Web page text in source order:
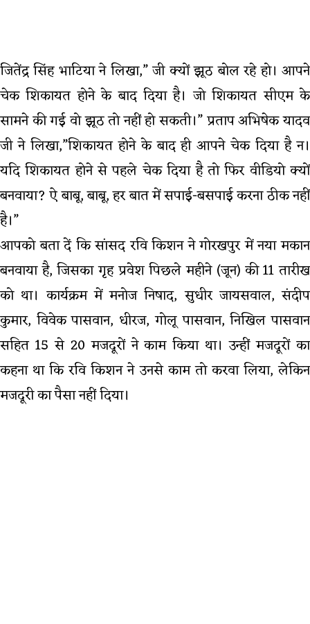
जितेंद्र सिंह भाटिया ने लिखा,” जी क्यों झूठ बोल रहे हो। आपने
चेक शिकायत होने के बाद दिया है। जो शिकायत सीएम के
सामने की गई वो झूठ तो नहीं हो सकती।” प्रताप अभिषेक यादव
जी ने लिखा,”शिकायत होने के बाद ही आपने चेक दिया है न।
यदि शिकायत होने से पहले चेक दिया है तो फिर वीडियो क्यों
बनवाया? ऐ बाबू, बाबू, हर बात में सपाई-बसपाई करना ठीक नहीं
है।”
आपको बता दें कि सांसद रवि किशन ने गोरखपुर में नया मकान
बनवाया है, जिसका गृह प्रवेश पिछले महीने (जून) की 11 तारीख
को था। कार्यक्रम में मनोज निषाद, सुधीर जायसवाल, संदीप
कुमार, विवेक पासवान, धीरज, गोलू पासवान, निखिल पासवान
सहित 15 से 20 मजदूरों ने काम किया था। उन्हीं मजदूरों का
कहना था कि रवि किशन ने उनसे काम तो करवा लिया, लेकिन
मजदूरी का पैसा नहीं दिया।